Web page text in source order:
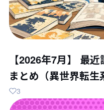
【2026年7月】 最
まとめ（異世界転生
3